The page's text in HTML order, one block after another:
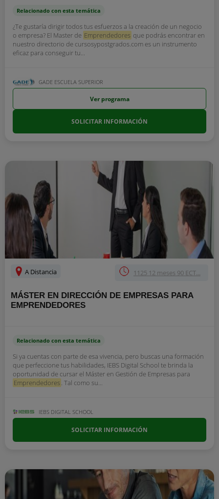
Relacionado con esta temática
¿Te gustaría dirigir todos tus esfuerzos a la creación de un negocio
o empresa? El Master de Emprendedores que podrás encontrar en
nuestro directorio de cursosypostgrados.com es un instrumento
eficaz para conseguir tu...
GADE ESCUELA SUPERIOR
Ver programa
SOLICITAR INFORMACIÓN
A Distancia 1125 12 meses 90 ECT...
MÁSTER EN DIRECCIÓN DE EMPRESAS PARA
EMPRENDEDORES
Relacionado con esta temática
Si ya cuentas con parte de esa vivencia, pero buscas una formación
que perfeccione tus habilidades, IEBS Digital School te brinda la
oportunidad de cursar el Máster en Gestión de Empresas para
Emprendedores. Tal como su...
IEBS DIGITAL SCHOOL
SOLICITAR INFORMACIÓN